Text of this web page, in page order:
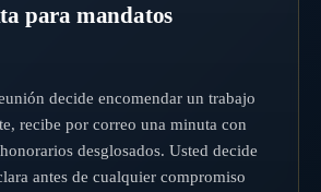
para mandatos
decide encomendar un trabajo
recibe por correo una minuta con
desglosados. Usted decide
antes de cualquier compromiso